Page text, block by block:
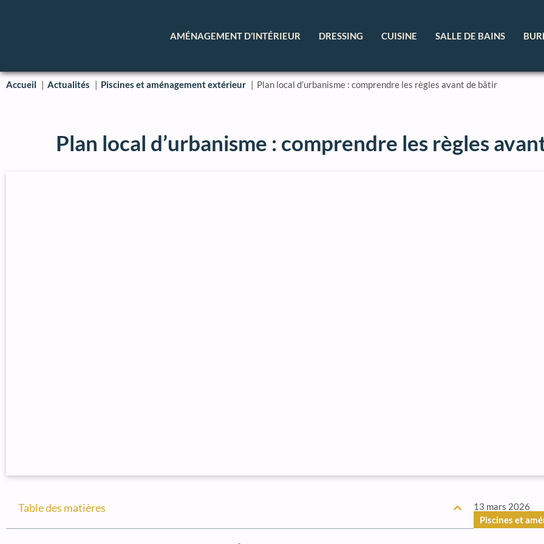
AMÉNAGEMENT D’INTÉRIEUR DRESSING CUISINE SALLE DE BAINS
Accueil Actualités Piscines et aménagement extérieur Plan local d’urbanisme : comprendre les règles avant de bâtir
Plan local d’urbanisme : comprendre les règles
Table des matières
13 mars 2026
Piscines et